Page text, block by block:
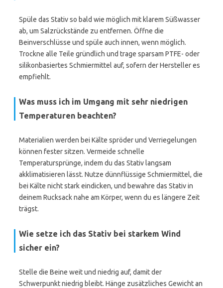
Spüle das Stativ so bald wie möglich mit klarem Süßwasser
ab, um Salzrückstände zu entfernen. Öffne die
Beinverschlüsse und spüle auch innen, wenn möglich.
Trockne alle Teile gründlich und trage sparsam PTFE- oder
silikonbasiertes Schmiermittel auf, sofern der Hersteller es
empfiehlt.
Was muss ich im Umgang mit sehr niedrigen
Temperaturen beachten?
Materialien werden bei Kälte spröder und Verriegelungen
können fester sitzen. Vermeide schnelle
Temperatursprünge, indem du das Stativ langsam
akklimatisieren lässt. Nutze dünnflüssige Schmiermittel, die
bei Kälte nicht stark eindicken, und bewahre das Stativ in
deinem Rucksack nahe am Körper, wenn du es längere Zeit
trägst.
Wie setze ich das Stativ bei starkem Wind
sicher ein?
Stelle die Beine weit und niedrig auf, damit der
Schwerpunkt niedrig bleibt. Hänge zusätzliches Gewicht an